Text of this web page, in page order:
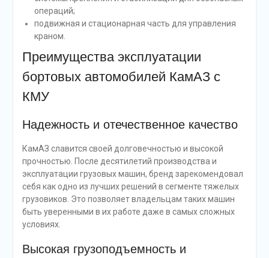
операций;
подвижная и стационарная часть для управления
краном.
Преимущества эксплуатации
бортовых автомобилей КамАЗ с
КМУ
Надежность и отечественное качество
КамАЗ славится своей долговечностью и высокой
прочностью. После десятилетий производства и
эксплуатации грузовых машин, бренд зарекомендовал
себя как одно из лучших решений в сегменте тяжелых
грузовиков. Это позволяет владельцам таких машин
быть уверенными в их работе даже в самых сложных
условиях.
Высокая грузоподъемность и